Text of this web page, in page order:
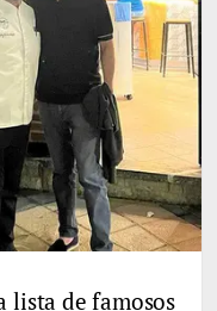
lista de famosos